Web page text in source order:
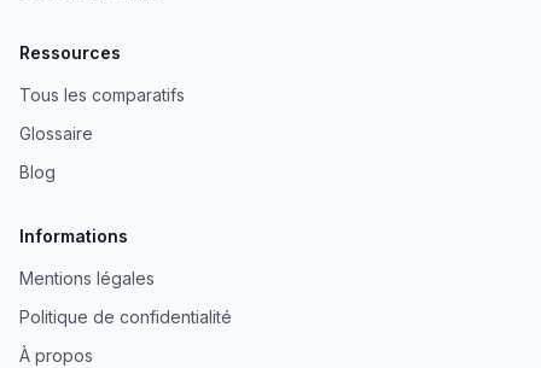
Ressources
Tous les comparatifs
Glossaire
Blog
Informations
Mentions légales
Politique de confidentialité
À propos